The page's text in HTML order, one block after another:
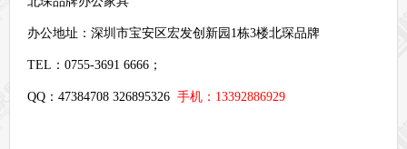
办公地址： 深圳市宝安区宏发创新园1栋3楼北琛品牌
TEL：0755-3691 6666；
QQ：47384708 326895326 手机：13392886929